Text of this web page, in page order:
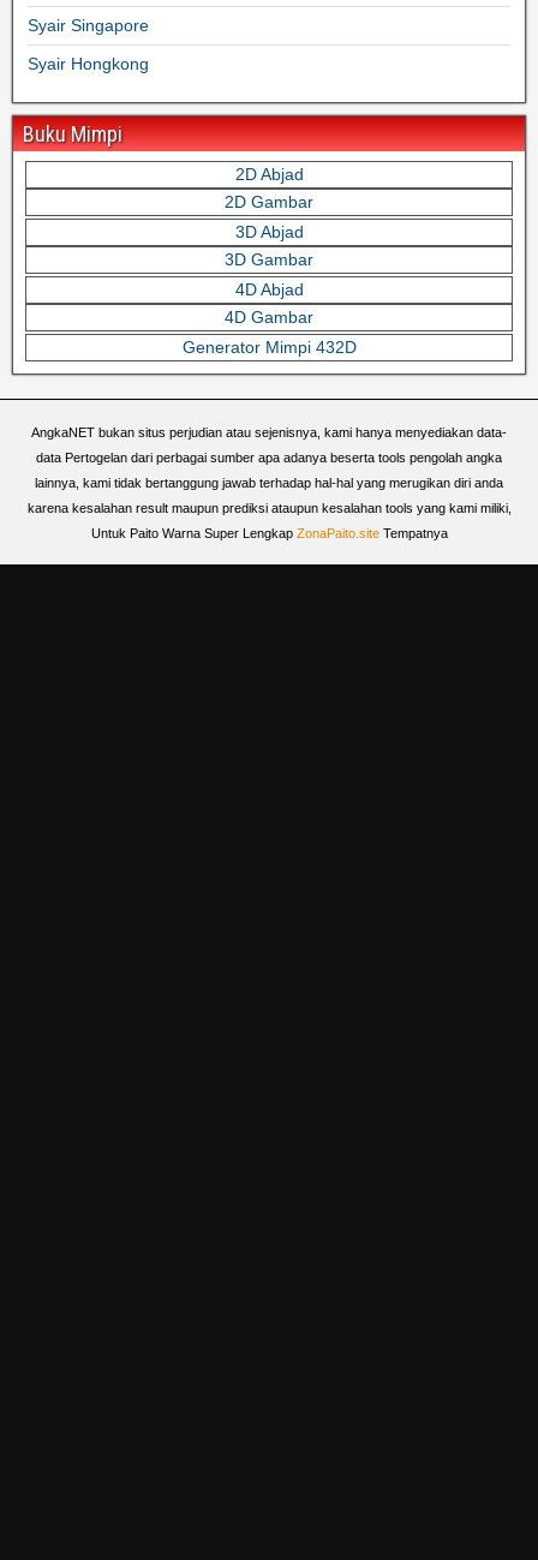
Syair Singapore
Syair Hongkong
Buku Mimpi
2D Abjad
2D Gambar
3D Abjad
3D Gambar
4D Abjad
4D Gambar
Generator Mimpi 432D
AngkaNET bukan situs perjudian atau sejenisnya, kami hanya menyediakan data-
data Pertogelan dari perbagai sumber apa adanya beserta tools pengolah angka
lainnya, kami tidak bertanggung jawab terhadap hal-hal yang merugikan diri anda
karena kesalahan result maupun prediksi ataupun kesalahan tools yang kami miliki,
Untuk Paito Warna Super Lengkap ZonaPaito.siteTempatnya